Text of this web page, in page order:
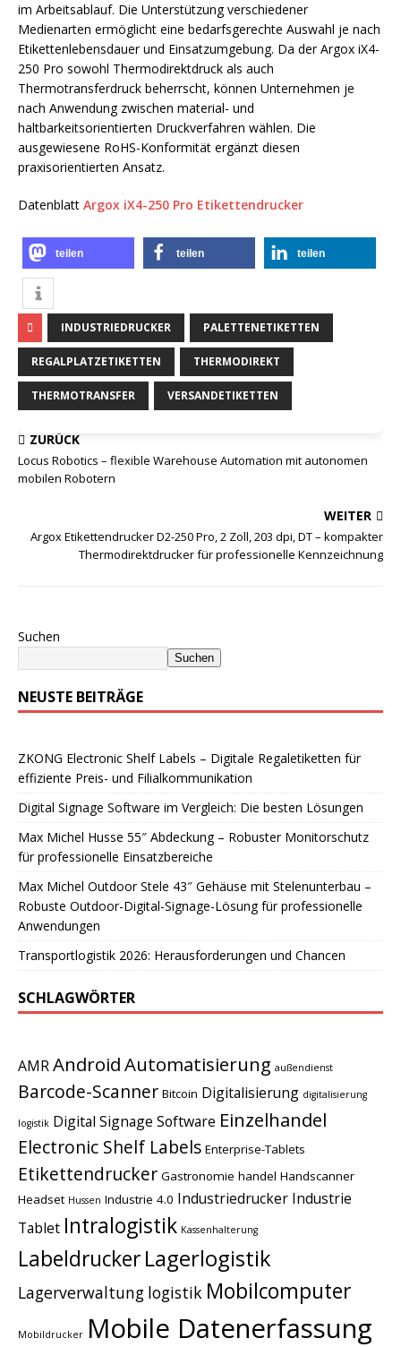
im Arbeitsablauf. Die Unterstützung verschiedener
Medienarten ermöglicht eine bedarfsgerechte Auswahl je nach
Etikettenlebensdauer und Einsatzumgebung. Da der Argox iX4-
250 Pro sowohl Thermodirektdruck als auch
Thermotransferdruck beherrscht, können Unternehmen je
nach Anwendung zwischen material- und
haltbarkeitsorientierten Druckverfahren wählen. Die
ausgewiesene RoHS-Konformität ergänzt diesen
praxisorientierten Ansatz.
Datenblatt Argox iX4-250 Pro Etikettendrucker
teilen teilen teilen
INDUSTRIEDRUCKER PALETTENETIKETTEN
REGALPLATZETIKETTEN THERMODIREKT
THERMOTRANSFER VERSANDETIKETTEN
ZURÜCK
Locus Robotics – flexible Warehouse Automation mit autonomen
mobilen Robotern
WEITER
Argox Etikettendrucker D2-250 Pro, 2 Zoll, 203 dpi, DT – kompakter
Thermodirektdrucker für professionelle Kennzeichnung
Suchen
Suchen
NEUSTE BEITRÄGE
ZKONG Electronic Shelf Labels – Digitale Regaletiketten für
effiziente Preis- und Filialkommunikation
Digital Signage Software im Vergleich: Die besten Lösungen
Max Michel Husse 55″ Abdeckung – Robuster Monitorschutz
für professionelle Einsatzbereiche
Max Michel Outdoor Stele 43″ Gehäuse mit Stelenunterbau –
Robuste Outdoor-Digital-Signage-Lösung für professionelle
Anwendungen
Transportlogistik 2026: Herausforderungen und Chancen
SCHLAGWÖRTER
AMRAndroidAutomatisierung außendienst
Barcode-Scanner Bitcoin Digitalisierung digitalisierung
logistik Digital Signage Software Einzelhandel
Electronic Shelf Labels Enterprise-Tablets
Etikettendrucker Gastronomie handel Handscanner
Headset Hussen Industrie 4.0 Industriedrucker Industrie
Tablet Intralogistik Kassenhalterung
LabeldruckerLagerlogistik
Lagerverwaltung logistik Mobilcomputer
Mobildrucker Mobile Datenerfassung